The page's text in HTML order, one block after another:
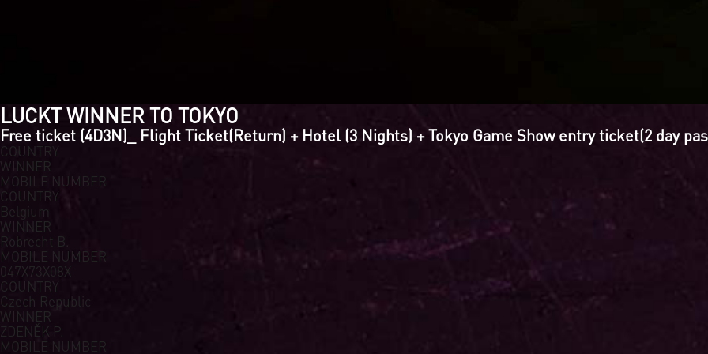
LUCKT WINNER TO TOKYO
Free ticket (4D3N)_ Flight Ticket(Return) + Hotel (3 Nights) + Tokyo Game Show entry ticket(2 day
COUNTRY
WINNER
MOBILE NUMBER
COUNTRY
Belgium
WINNER
Robrecht B.
MOBILE NUMBER
047X73X08X
COUNTRY
Czech Republic
WINNER
ZDENĚK P.
MOBILE NUMBER